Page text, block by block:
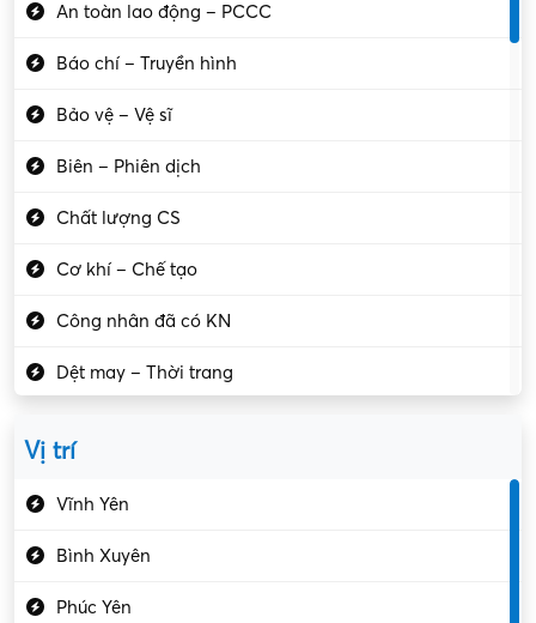
An toàn lao động – PCCC
Báo chí – Truyền hình
Bảo vệ – Vệ sĩ
Biên – Phiên dịch
Chất lượng CS
Cơ khí – Chế tạo
Công nhân đã có KN
Dệt may – Thời trang
Vị trí
Vĩnh Yên
Bình Xuyên
Phúc Yên